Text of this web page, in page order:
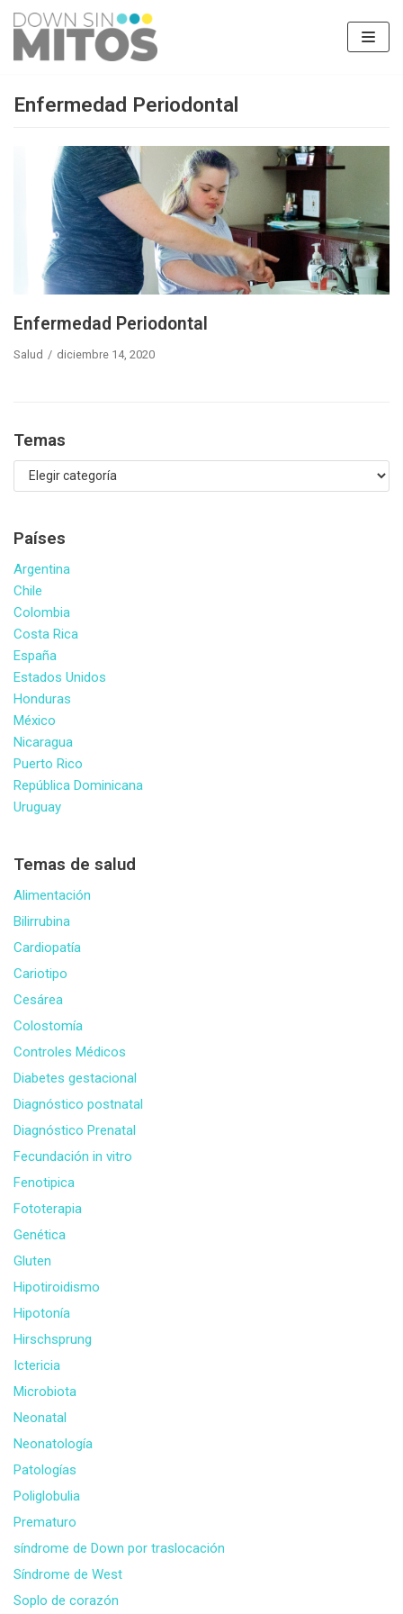
Saltar
al
contenido
Enfermedad Periodontal
Enfermedad Periodontal
Salud diciembre 14, 2020
Temas
Países
Argentina
Chile
Colombia
Costa Rica
España
Estados Unidos
Honduras
México
Nicaragua
Puerto Rico
República Dominicana
Uruguay
Temas de salud
Alimentación
Bilirrubina
Cardiopatía
Cariotipo
Cesárea
Colostomía
Controles Médicos
Diabetes gestacional
Diagnóstico postnatal
Diagnóstico Prenatal
Fecundación in vitro
Fenotipica
Fototerapia
Genética
Gluten
Hipotiroidismo
Hipotonía
Hirschsprung
Ictericia
Microbiota
Neonatal
Neonatología
Patologías
Poliglobulia
Prematuro
síndrome de Down por traslocación
Síndrome de West
Soplo de corazón